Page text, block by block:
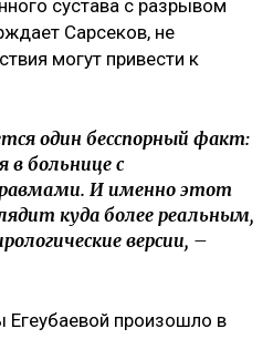
ногами,
перечислением его
нога и
которые, якобы могут
велосипедиста -
Ни одного перелома не
она.
велосипедиста
травмы. По его